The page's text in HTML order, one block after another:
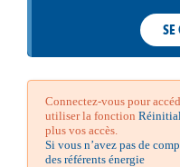
SE
Connectez-vous pour
utiliser la fonction
plus vos accès.
Si vous n’avez pas de
des référents énergie